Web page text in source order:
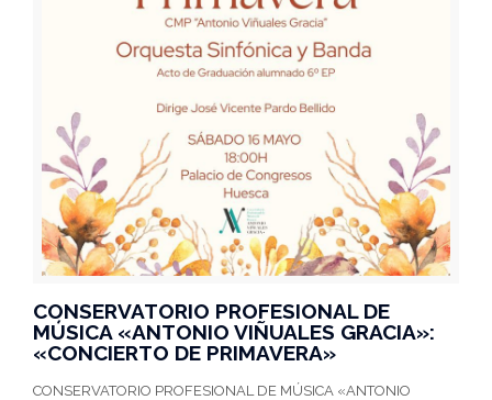
CONSERVATORIO PROFESIONAL DE
MÚSICA «ANTONIO VIÑUALES GRACIA»:
«CONCIERTO DE PRIMAVERA»
CONSERVATORIO PROFESIONAL DE MÚSICA «ANTONIO